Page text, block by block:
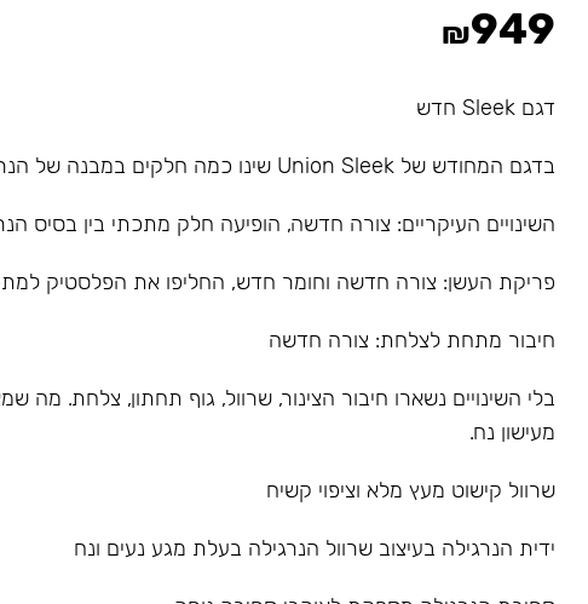
₪949
דגם Sleek חדש
בדגם המחודש של Union Sleek שינו כמה חלקים במבנה של הנרגילה.
השינויים העיקריים: צורה חדשה, הופיעה חלק מתכתי בין בסיס
פריקת העשן: צורה חדשה וחומר חדש, החליפו את הפלסטיק
חיבור מתחת לצלחת: צורה חדשה
בלי השינויים נשארו חיבור הצינור, שרוול, גוף תחתון, צלחת. מה
מעישון נח.
שרוול קישוט מעץ מלא וציפוי קשיח
ידית הנרגילה בעיצוב שרוול הנרגילה בעלת מגע נעים ונח